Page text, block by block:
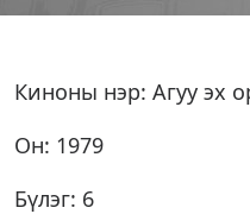
Киноны нэр: Агуу эх
Он: 1979
Бүлэг: 6